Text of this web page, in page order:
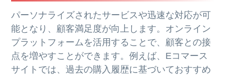
パーソナライズされたサービスや迅速な対応が可
能となり、顧客満足度が向上します。オンライン
プラットフォームを活用することで、顧客との接
点を増やすことができます。例えば、Eコマース
サイトでは、過去の購入履歴に基づいておすすめ